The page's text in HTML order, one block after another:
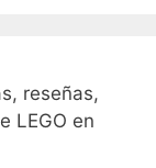
reseñas,
LEGO en